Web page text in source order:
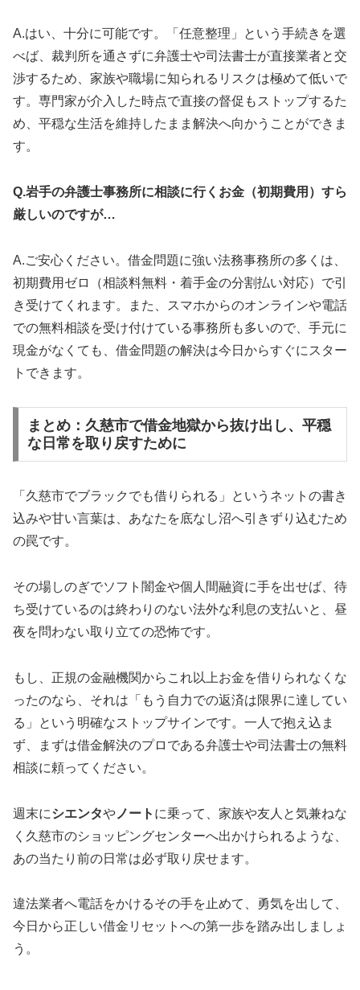
A.はい、十分に可能です。「任意整理」という手続きを選
べば、裁判所を通さずに弁護士や司法書士が直接業者と交
渉するため、家族や職場に知られるリスクは極めて低いで
す。専門家が介入した時点で直接の督促もストップするた
め、平穏な生活を維持したまま解決へ向かうことができま
す。
Q.岩手の弁護士事務所に相談に行くお金（初期費用）すら
厳しいのですが…
A.ご安心ください。借金問題に強い法務事務所の多くは、
初期費用ゼロ（相談料無料・着手金の分割払い対応）で引
き受けてくれます。また、スマホからのオンラインや電話
での無料相談を受け付けている事務所も多いので、手元に
現金がなくても、借金問題の解決は今日からすぐにスター
トできます。
まとめ：久慈市で借金地獄から抜け出し、平穏
な日常を取り戻すために
「久慈市でブラックでも借りられる」というネットの書き
込みや甘い言葉は、あなたを底なし沼へ引きずり込むため
の罠です。
その場しのぎでソフト闇金や個人間融資に手を出せば、待
ち受けているのは終わりのない法外な利息の支払いと、昼
夜を問わない取り立ての恐怖です。
もし、正規の金融機関からこれ以上お金を借りられなくな
ったのなら、それは「もう自力での返済は限界に達してい
る」という明確なストップサインです。一人で抱え込ま
ず、まずは借金解決のプロである弁護士や司法書士の無料
相談に頼ってください。
週末にシエンタや ノート に乗って、家族や友人と気兼ねな
く久慈市のショッピングセンターへ出かけられるような、
あの当たり前の日常は必ず取り戻せます。
違法業者へ電話をかけるその手を止めて、勇気を出して、
今日から正しい借金リセットへの第一歩を踏み出しましょ
う。